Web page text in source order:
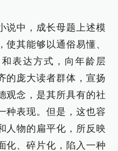
说中，成长母题上述模
其能够以通俗易懂、
表达方式，向年龄层
的庞大读者群体，宣扬
观念，是其所具有的社
种表现。但是，这也容
人物的扁平化，所反映
化、碎片化，陷入一种